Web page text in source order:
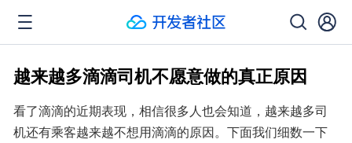
越来越多滴滴司机不愿意做的真正原因
看了滴滴的近期表现，相信很多人也会知道，越来越多司
机还有乘客越来越不想用滴滴的原因。下面我们细数一下